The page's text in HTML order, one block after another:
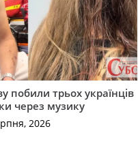
побили трьох українців
через музику
2026